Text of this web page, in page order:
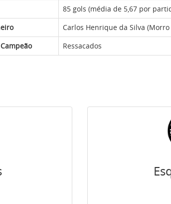
85 gols (média de 5,67 por
Carlos Henrique da Silva (
Ressacados